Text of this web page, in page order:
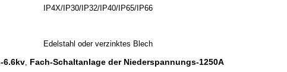
IP4X/IP30/IP32/IP40/IP65/IP66
Edelstahl oder verzinktes Blech
6.6kv, Fach-Schaltanlage der Niederspannungs-1250A